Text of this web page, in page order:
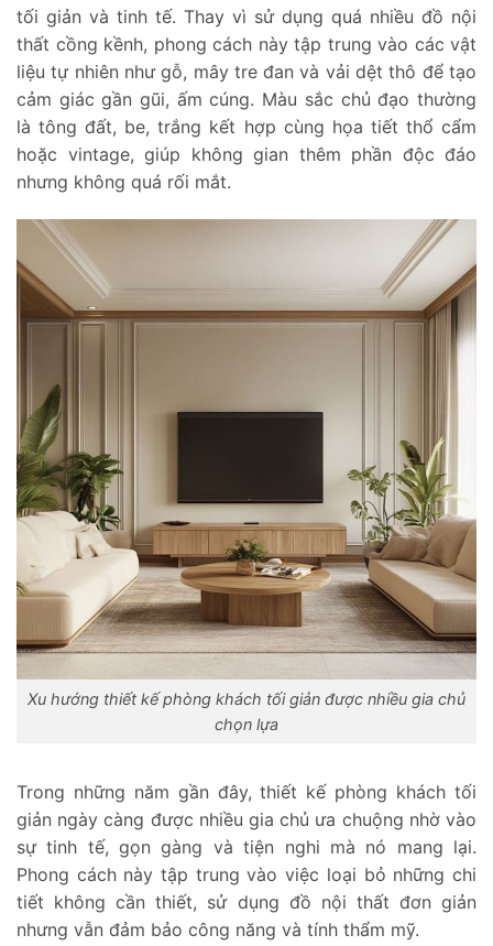
tối giản và tinh tế. Thay vì sử dụng quá nhiều đồ nội
thất cồng kềnh, phong cách này tập trung vào các vật
liệu tự nhiên như gỗ, mây tre đan và vải dệt thô để tạo
cảm giác gần gũi, ấm cúng. Màu sắc chủ đạo thường
là tông đất, be, trắng kết hợp cùng họa tiết thổ cẩm
hoặc vintage, giúp không gian thêm phần độc đáo
nhưng không quá rối mắt.
Xu hướng thiết kế phòng khách tối giản được nhiều gia chủ
chọn lựa
Trong những năm gần đây, thiết kế phòng khách tối
giản ngày càng được nhiều gia chủ ưa chuộng nhờ vào
sự tinh tế, gọn gàng và tiện nghi mà nó mang lại.
Phong cách này tập trung vào việc loại bỏ những chi
tiết không cần thiết, sử dụng đồ nội thất đơn giản
nhưng vẫn đảm bảo công năng và tính thẩm mỹ.